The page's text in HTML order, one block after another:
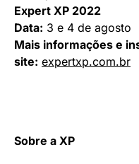
da Me Poupe!),Thiago
Grupo Primo e
maiores projetos de
país) eEdu Lyra